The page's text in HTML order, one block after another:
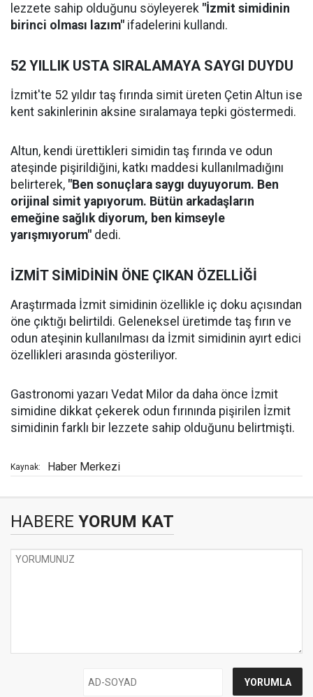
lezzete sahip olduğunu söyleyerek "İzmit simidinin
birinci olması lazım" ifadelerini kullandı.
52 YILLIK USTA SIRALAMAYA SAYGI DUYDU
İzmit'te 52 yıldır taş fırında simit üreten Çetin Altun ise
kent sakinlerinin aksine sıralamaya tepki göstermedi.
Altun, kendi ürettikleri simidin taş fırında ve odun
ateşinde pişirildiğini, katkı maddesi kullanılmadığını
belirterek, "Ben sonuçlara saygı duyuyorum. Ben
orijinal simit yapıyorum. Bütün arkadaşların
emeğine sağlık diyorum, ben kimseyle
yarışmıyorum" dedi.
İZMİT SİMİDİNİN ÖNE ÇIKAN ÖZELLİĞİ
Araştırmada İzmit simidinin özellikle iç doku açısından
öne çıktığı belirtildi. Geleneksel üretimde taş fırın ve
odun ateşinin kullanılması da İzmit simidinin ayırt edici
özellikleri arasında gösteriliyor.
Gastronomi yazarı Vedat Milor da daha önce İzmit
simidine dikkat çekerek odun fırınında pişirilen İzmit
simidinin farklı bir lezzete sahip olduğunu belirtmişti.
Kaynak: Haber Merkezi
HABERE YORUM KAT